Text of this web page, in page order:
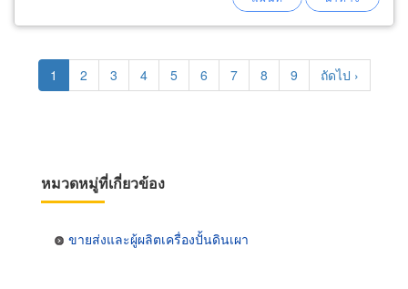
Pagination
Current
page
1 Page
2 Page
3 Page
4 Page
5 Page
6 Page
7 Page
8 Page
9
Next
page
ถัดไป ›
หมวดหมู่ที่เกี่ยวข้อง
ขายส่งและผู้ผลิตเครื่องปั้นดินเผา